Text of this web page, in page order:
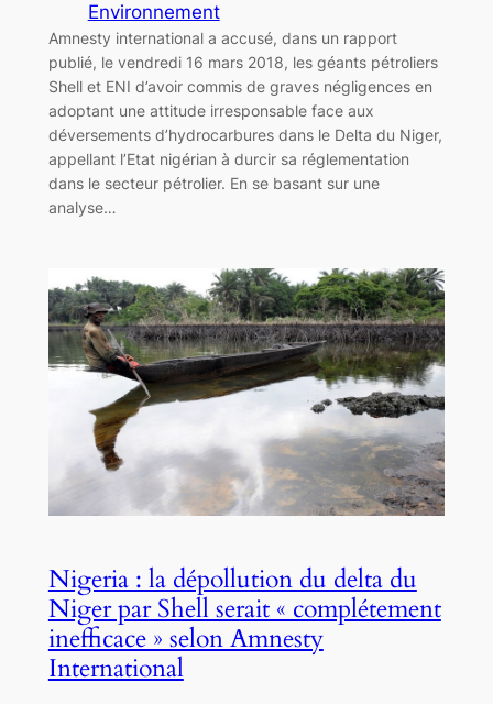
Environnement
Amnesty international a accusé, dans un rapport
publié, le vendredi 16 mars 2018, les géants pétroliers
Shell et ENI d’avoir commis de graves négligences en
adoptant une attitude irresponsable face aux
déversements d’hydrocarbures dans le Delta du Niger,
appellant l’Etat nigérian à durcir sa réglementation
dans le secteur pétrolier. En se basant sur une
analyse…
Nigeria : la dépollution du delta du
Niger par Shell serait « complétement
inefficace » selon Amnesty
International